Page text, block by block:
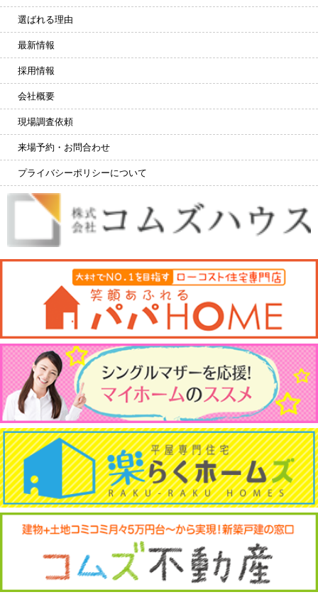
選ばれる理由
最新情報
採用情報
会社概要
現場調査依頼
来場予約・お問合わせ
プライバシーポリシーについて